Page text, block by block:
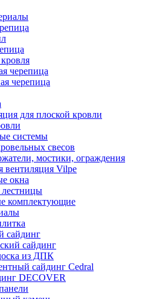
черепица
черепица
для плоской кровли
системы
свесов
мостики, ограждения
вентиляция Vilpe
окна
комплектующие
сайдинг
сайдинг
из ДПК
сайдинг Cedral
DECOVER